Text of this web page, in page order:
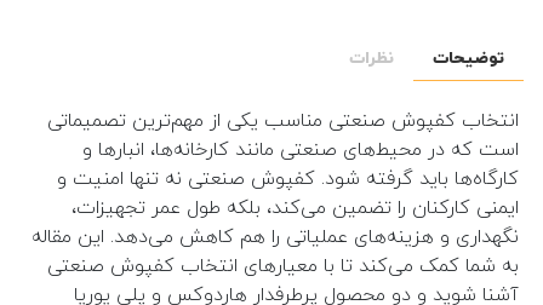
توضیحات نظرات
انتخاب کفپوش صنعتی مناسب یکی از مهم‌ترین تصمیماتی
است که در محیط‌های صنعتی مانند کارخانه‌ها، انبارها و
کارگاه‌ها باید گرفته شود. کفپوش صنعتی نه تنها امنیت و
ایمنی کارکنان را تضمین می‌کند، بلکه طول عمر تجهیزات،
نگهداری و هزینه‌های عملیاتی را هم کاهش می‌دهد. این مقاله
به شما کمک می‌کند تا با معیارهای انتخاب کفپوش صنعتی
آشنا شوید و دو محصول پرطرفدار هاردوکس و پلی یوریا